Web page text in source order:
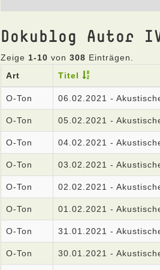
Dokublog Autor
Zeige 1-10 von 308 Einträgen.
Art
Titel
O-Ton 06.02.2021 -
O-Ton 05.02.2021 -
O-Ton 04.02.2021 -
O-Ton 03.02.2021 -
O-Ton 02.02.2021 -
O-Ton 01.02.2021 -
O-Ton 31.01.2021 -
O-Ton 30.01.2021 -